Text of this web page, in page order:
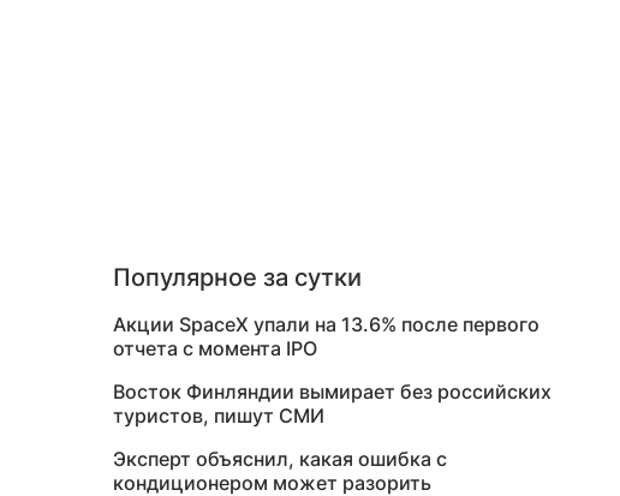
Популярное за сутки
Акции SpaceX упали на 13.6% после первого
отчета с момента IPO
Восток Финляндии вымирает без российских
туристов, пишут СМИ
Эксперт объяснил, какая ошибка с
кондиционером может разорить